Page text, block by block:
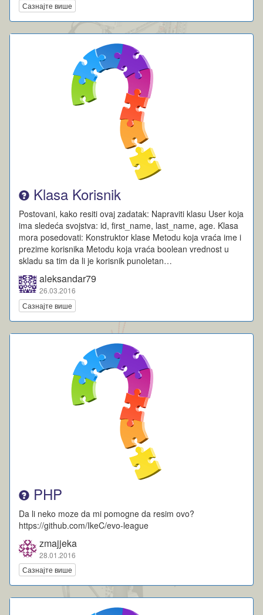
Сазнајте више
Klasa Korisnik
Postovani, kako resiti ovaj zadatak: Napraviti klasu User koja
ima sledeća svojstva: id, first_name, last_name, age. Klasa
mora posedovati: Konstruktor klase Metodu koja vraća ime i
prezime korisnika Metodu koja vraća boolean vrednost u
skladu sa tim da li je korisnik punoletan…
aleksandar79
26.03.2016
Сазнајте више
PHP
Da li neko moze da mi pomogne da resim ovo?
https://github.com/IkeC/evo-league
zmajjeka
28.01.2016
Сазнајте више